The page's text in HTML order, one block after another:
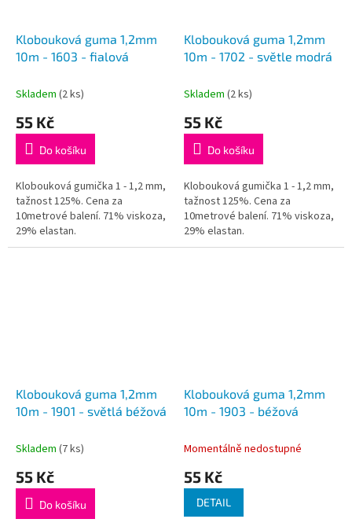
Klobouková guma 1,2mm
10m - 1603 - fialová
Skladem (2 ks)
55 Kč
Do košíku
Klobouková gumička 1 - 1,2 mm,
tažnost 125%. Cena za
10metrové balení. 71% viskoza,
29% elastan.
Klobouková guma 1,2mm
10m - 1702 - světle modrá
Skladem (2 ks)
55 Kč
Do košíku
Klobouková gumička 1 - 1,2 mm,
tažnost 125%. Cena za
10metrové balení. 71% viskoza,
29% elastan.
Klobouková guma 1,2mm
10m - 1901 - světlá béžová
Skladem (7 ks)
55 Kč
Do košíku
Klobouková guma 1,2mm
10m - 1903 - béžová
Momentálně nedostupné
55 Kč
DETAIL